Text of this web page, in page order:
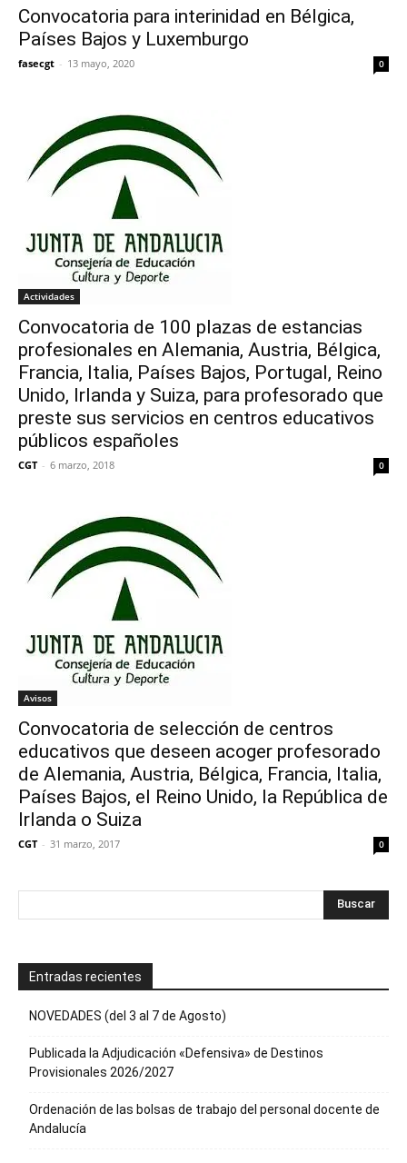
Convocatoria para interinidad en Bélgica,
Países Bajos y Luxemburgo
fasecgt - 13 mayo, 2020 0
Actividades
Convocatoria de 100 plazas de estancias
profesionales en Alemania, Austria, Bélgica,
Francia, Italia, Países Bajos, Portugal, Reino
Unido, Irlanda y Suiza, para profesorado que
preste sus servicios en centros educativos
públicos españoles
CGT - 6 marzo, 2018 0
Avisos
Convocatoria de selección de centros
educativos que deseen acoger profesorado
de Alemania, Austria, Bélgica, Francia, Italia,
Países Bajos, el Reino Unido, la República de
Irlanda o Suiza
CGT - 31 marzo, 2017 0
Entradas recientes
NOVEDADES (del 3 al 7 de Agosto)
Publicada la Adjudicación «Defensiva» de Destinos
Provisionales 2026/2027
Ordenación de las bolsas de trabajo del personal docente de
Andalucía